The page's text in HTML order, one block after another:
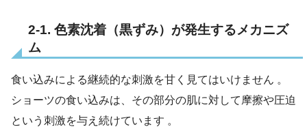
2-1. 色素沈着（黒ずみ）が発生するメカニズ
ム
食い込みによる継続的な刺激を甘く見てはいけません 。
ショーツの食い込みは、その部分の肌に対して摩擦や圧迫
という刺激を与え続けています 。